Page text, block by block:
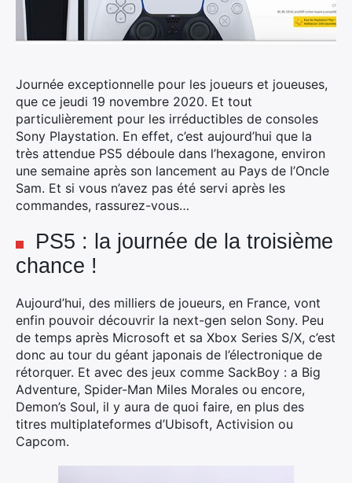
Journée exceptionnelle pour les joueurs et joueuses,
que ce jeudi 19 novembre 2020. Et tout
particulièrement pour les irréductibles de consoles
Sony Playstation. En effet, c’est aujourd’hui que la
très attendue PS5 déboule dans l’hexagone, environ
une semaine après son lancement au Pays de l’Oncle
Sam. Et si vous n’avez pas été servi après les
commandes, rassurez-vous…
PS5 : la journée de la troisième
chance !
Aujourd’hui, des milliers de joueurs, en France, vont
enfin pouvoir découvrir la next-gen selon Sony. Peu
de temps après Microsoft et sa Xbox Series S/X, c’est
donc au tour du géant japonais de l’électronique de
rétorquer. Et avec des jeux comme SackBoy : a Big
Adventure, Spider-Man Miles Morales ou encore,
Demon’s Soul, il y aura de quoi faire, en plus des
titres multiplateformes d’Ubisoft, Activision ou
Capcom.